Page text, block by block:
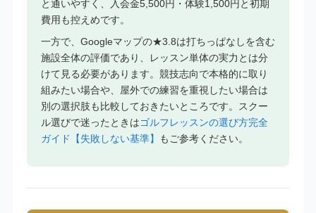
と通いやすく、入会金5,500円・体験1,500円と初期
費用も控えめです。
一方で、Googleマップの★3.8は打ちっぱなしを含む
施設全体の評価であり、レッスン単体の実力とは分
けて見る必要があります。競技志向で本格的に取り
組みたい場合や、屋外での練習を重視したい場合は
別の選択肢も比較しておきたいところです。スクー
ル選びで迷ったときはゴルフレッスンの選び方完全
ガイド【失敗しない基準】
もご参考ください。